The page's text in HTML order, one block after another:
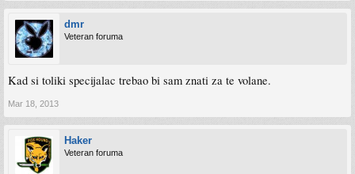
dmr
Veteran foruma
Kad si toliki specijalac trebao bi sam znati za te volane.
Mar 18, 2013
Haker
Veteran foruma